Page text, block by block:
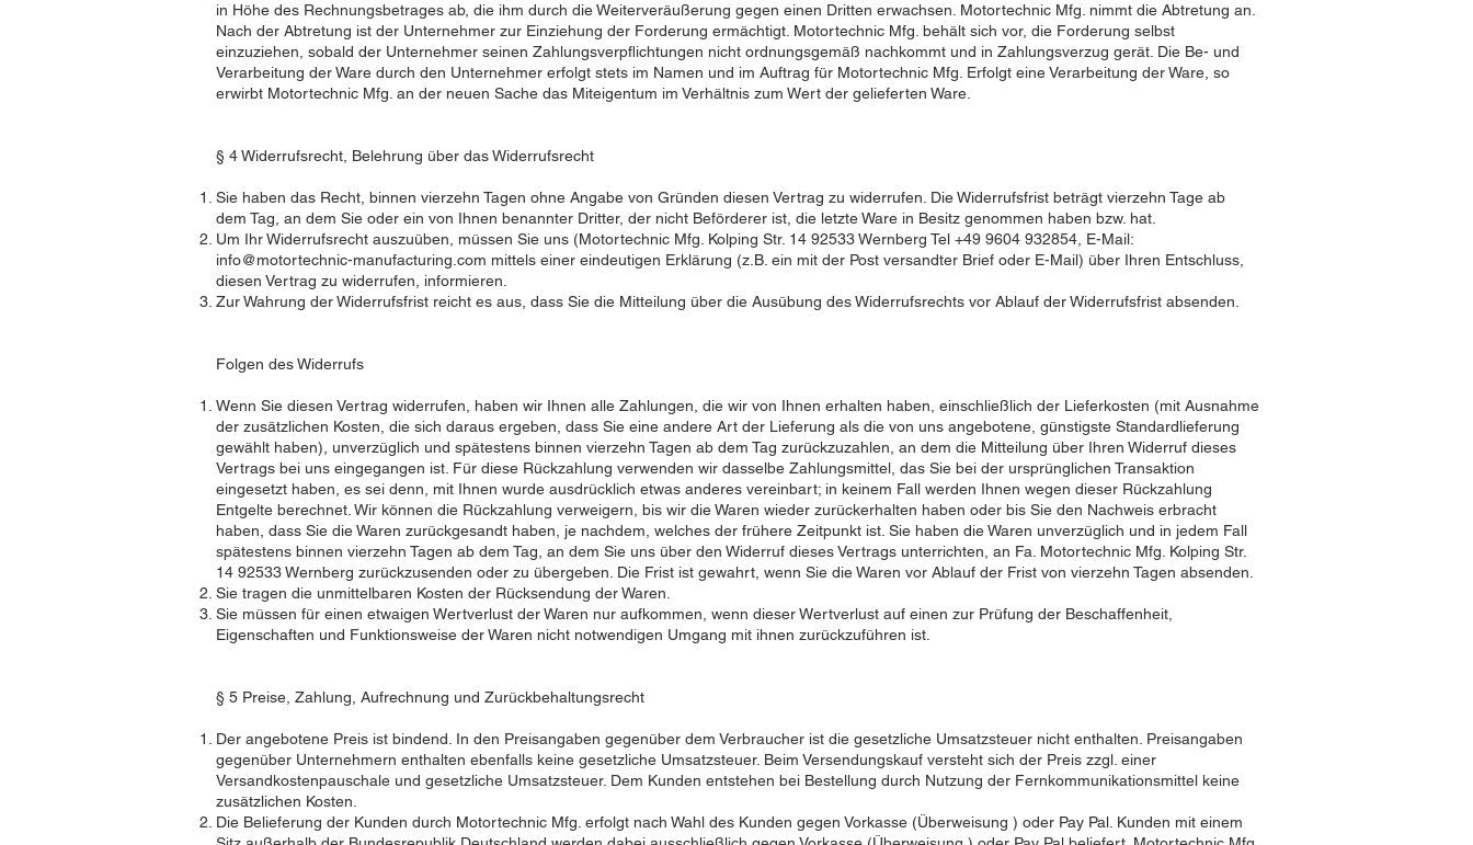
in Höhe des Rechnungsbetrages ab, die ihm durch die Weiterveräußerung gegen einen Dritten erwachsen. Motortechnic Mfg. nimmt die Abtretung an.
Nach der Abtretung ist der Unternehmer zur Einziehung der Forderung ermächtigt. Motortechnic Mfg. behält sich vor, die Forderung selbst
einzuziehen, sobald der Unternehmer seinen Zahlungsverpflichtungen nicht ordnungsgemäß nachkommt und in Zahlungsverzug gerät. Die Be- und
Verarbeitung der Ware durch den Unternehmer erfolgt stets im Namen und im Auftrag für Motortechnic Mfg. Erfolgt eine Verarbeitung der Ware, so
erwirbt Motortechnic Mfg. an der neuen Sache das Miteigentum im Verhältnis zum Wert der gelieferten Ware.
§ 4 Widerrufsrecht, Belehrung über das Widerrufsrecht
Sie haben das Recht, binnen vierzehn Tagen ohne Angabe von Gründen diesen Vertrag zu widerrufen. Die Widerrufsfrist beträgt vierzehn Tage ab
dem Tag, an dem Sie oder ein von Ihnen benannter Dritter, der nicht Beförderer ist, die letzte Ware in Besitz genommen haben bzw. hat.
Um Ihr Widerrufsrecht auszuüben, müssen Sie uns (Motortechnic Mfg. Kolping Str. 14 92533 Wernberg Tel +49 9604 932854, E-Mail:
info@motortechnic-manufacturing.com mittels einer eindeutigen Erklärung (z.B. ein mit der Post versandter Brief oder E-Mail) über Ihren Entschluss,
diesen Vertrag zu widerrufen, informieren.
Zur Wahrung der Widerrufsfrist reicht es aus, dass Sie die Mitteilung über die Ausübung des Widerrufsrechts vor Ablauf der Widerrufsfrist absenden.
Folgen des Widerrufs
Wenn Sie diesen Vertrag widerrufen, haben wir Ihnen alle Zahlungen, die wir von Ihnen erhalten haben, einschließlich der Lieferkosten (mit Ausnahme
der zusätzlichen Kosten, die sich daraus ergeben, dass Sie eine andere Art der Lieferung als die von uns angebotene, günstigste Standardlieferung
gewählt haben), unverzüglich und spätestens binnen vierzehn Tagen ab dem Tag zurückzuzahlen, an dem die Mitteilung über Ihren Widerruf dieses
Vertrags bei uns eingegangen ist. Für diese Rückzahlung verwenden wir dasselbe Zahlungsmittel, das Sie bei der ursprünglichen Transaktion
eingesetzt haben, es sei denn, mit Ihnen wurde ausdrücklich etwas anderes vereinbart; in keinem Fall werden Ihnen wegen dieser Rückzahlung
Entgelte berechnet. Wir können die Rückzahlung verweigern, bis wir die Waren wieder zurückerhalten haben oder bis Sie den Nachweis erbracht
haben, dass Sie die Waren zurückgesandt haben, je nachdem, welches der frühere Zeitpunkt ist. Sie haben die Waren unverzüglich und in jedem Fall
spätestens binnen vierzehn Tagen ab dem Tag, an dem Sie uns über den Widerruf dieses Vertrags unterrichten, an Fa. Motortechnic Mfg. Kolping Str.
14 92533 Wernberg zurückzusenden oder zu übergeben. Die Frist ist gewahrt, wenn Sie die Waren vor Ablauf der Frist von vierzehn Tagen absenden.
Sie tragen die unmittelbaren Kosten der Rücksendung der Waren.
Sie müssen für einen etwaigen Wertverlust der Waren nur aufkommen, wenn dieser Wertverlust auf einen zur Prüfung der Beschaffenheit,
Eigenschaften und Funktionsweise der Waren nicht notwendigen Umgang mit ihnen zurückzuführen ist.
§ 5 Preise, Zahlung, Aufrechnung und Zurückbehaltungsrecht
Der angebotene Preis ist bindend. In den Preisangaben gegenüber dem Verbraucher ist die gesetzliche Umsatzsteuer nicht enthalten. Preisangaben
gegenüber Unternehmern enthalten ebenfalls keine gesetzliche Umsatzsteuer. Beim Versendungskauf versteht sich der Preis zzgl. einer
Versandkostenpauschale und gesetzliche Umsatzsteuer. Dem Kunden entstehen bei Bestellung durch Nutzung der Fernkommunikationsmittel keine
zusätzlichen Kosten.
Die Belieferung der Kunden durch Motortechnic Mfg. erfolgt nach Wahl des Kunden gegen Vorkasse (Überweisung ) oder Pay Pal. Kunden mit einem